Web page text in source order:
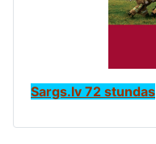
Sargs.lv 72 stundas